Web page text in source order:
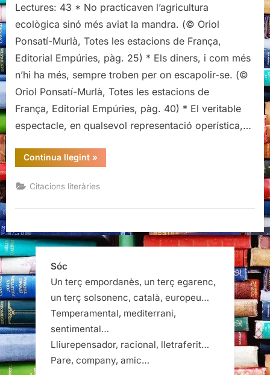
literàries
de
les
estacions
de
França,
Oriol
Ponsatí-
Murlà
Lectures: 43 * No practicaven l’agricultura
ecològica sinó més aviat la mandra. (© Oriol
Ponsatí-Murlà, Totes les estacions de França,
Editorial Empúries, pàg. 25) * Els diners, i com més
n’hi ha més, sempre troben per on escapolir-se. (©
Oriol Ponsatí-Murlà, Totes les estacions de
França, Editorial Empúries, pàg. 40) * El veritable
espectacle, en qualsevol representació operística,…
Continua llegint“Citacions
literàries
Totes
les
de
Ponsatí-
Murlà”
»
Citacions literàries
Sóc
Un terç empordanès, un terç egarenc,
un terç solsonenc, català, europeu…
Temperamental, mediterrani,
sentimental…
Lliurepensador, racional, lletraferit…
Pare, company, amic…